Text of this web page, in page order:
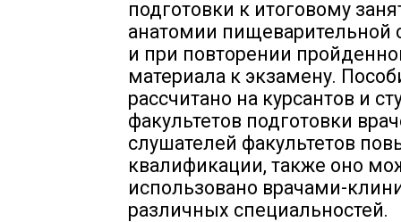
подготовки к итоговому
анатомии пищеварительной
и при повторении
материала к экзамену.
рассчитано на курсантов и
факультетов подготовки
слушателей факультетов
квалификации, также оно
использовано врачами-
различных специальностей.